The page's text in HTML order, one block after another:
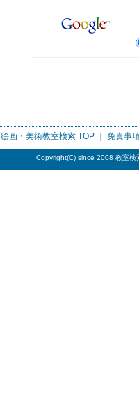
絵画・美術教室検索TOP ｜ 免責事
Copyright(C) since 2008 教室検